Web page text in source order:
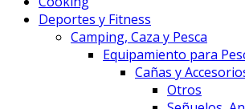
Deportes y Fitness
Camping, Caza y Pesca
Equipamiento para
Cañas y
Otros